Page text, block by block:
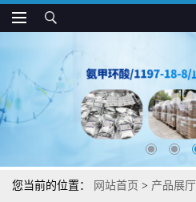
您当前的位置： 网站首页 > 产品展厅